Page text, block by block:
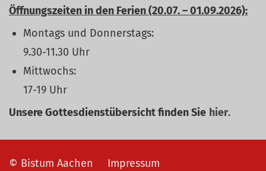
Öffnungszeiten in den Ferien (20.07. – 01.09.2026):
Montags und Donnerstags:
9.30-11.30 Uhr
Mittwochs:
17-19 Uhr
Unsere Gottesdienstübersicht finden Sie hier.
© Bistum Aachen
Impressum